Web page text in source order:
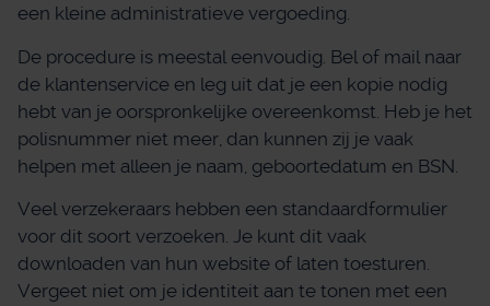
een kleine administratieve vergoeding.
De procedure is meestal eenvoudig. Bel of mail naar
de klantenservice en leg uit dat je een kopie nodig
hebt van je oorspronkelijke overeenkomst. Heb je het
polisnummer niet meer, dan kunnen zij je vaak
helpen met alleen je naam, geboortedatum en BSN.
Veel verzekeraars hebben een standaardformulier
voor dit soort verzoeken. Je kunt dit vaak
downloaden van hun website of laten toesturen.
Vergeet niet om je identiteit aan te tonen met een